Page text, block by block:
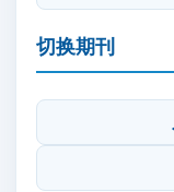
切换期刊